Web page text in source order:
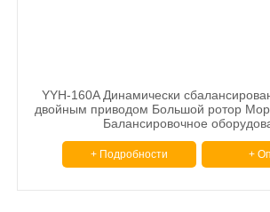
YYH-160A Динамически
двойным приводом Большой ротор
Балансировочное
+ Подробности +